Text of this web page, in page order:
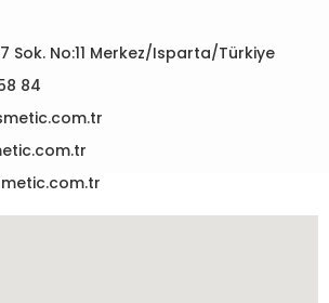
Sok. No:11 Merkez/Isparta/Türkiye
84